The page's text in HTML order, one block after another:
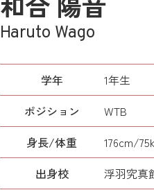
Haruto Wago
学年
1年生
ポジション
WTB
身長/体重
176cm/
出身校
浮羽究真